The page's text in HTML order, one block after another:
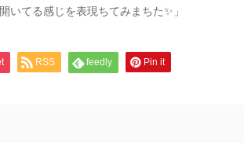
いてる感じを表現ちてみまちた✨ 」
RSS feedly Pin it